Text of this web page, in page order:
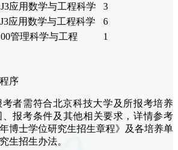
应用数学与工程科学
3
应用数学与工程科学
6
管理科学与工程 1
序
考者需符合北京科技大学及所报考培养
报考条件及其他相关要求，详情参考
年博士学位研究生招生章程》及各培养单
生招生办法。